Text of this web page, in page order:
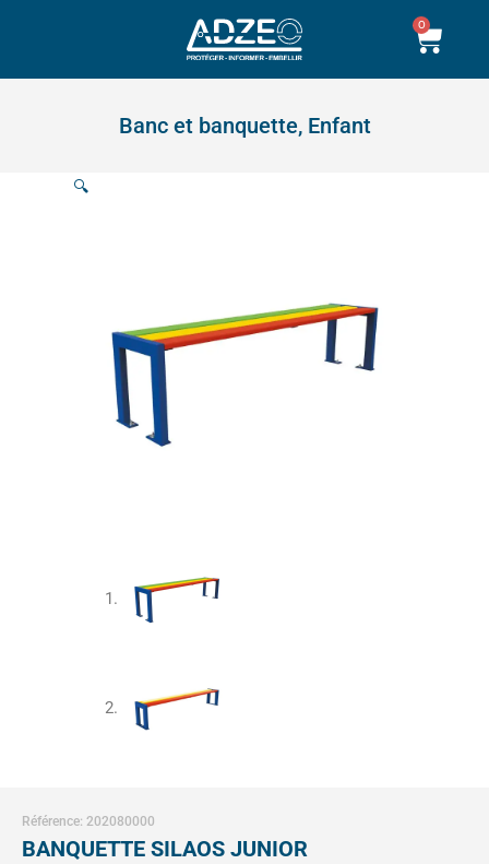
0
Banc et banquette, Enfant
🔍
Référence: 202080000
BANQUETTE SILAOS JUNIOR